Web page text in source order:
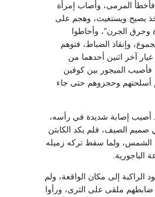
فأخطأ المرمى، وأصاب إمرأة
يصيح ويستغيث، وهجم على
وحرق الجرن"، وأحاطوا
وإنقاذ الضباط، فتوهم
آخر اثنين أحدهما من
فأصيب الميجور بين كوفين
أسلحتهم وحجزوهم حتى جاء
قد أصيب إصابة شديدة في رأسه،
صميم الصيف، فلم يكد الكابتن
الشمس، ولما سقط تركه زميله
الباجورية.
الراكبة إلى مكان الواقعة، ولم
ضابطهم ملقى على الثرى، ورأوا